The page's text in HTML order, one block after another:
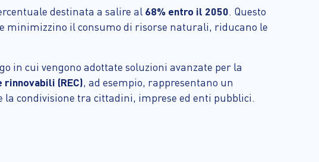
destinata a salire al 68% entro il 2050. Questo
minimizzino il consumo di risorse naturali, riducano le
in cui vengono adottate soluzioni avanzate per la
(REC), ad esempio, rappresentano un
la condivisione tra cittadini, imprese ed enti pubblici.